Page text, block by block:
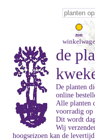
zon
de
De planten
online
Alle planten
voorradig op
Dit wordt
Wij
hoogseizoen kan de